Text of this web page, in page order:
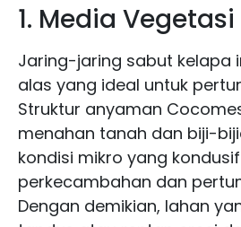
1. Media Vegetasi
Jaring-jaring sabut kelapa
alas yang ideal untuk
Struktur anyaman
menahan tanah dan biji-
kondisi mikro yang
perkecambahan dan
Dengan demikian, lahan